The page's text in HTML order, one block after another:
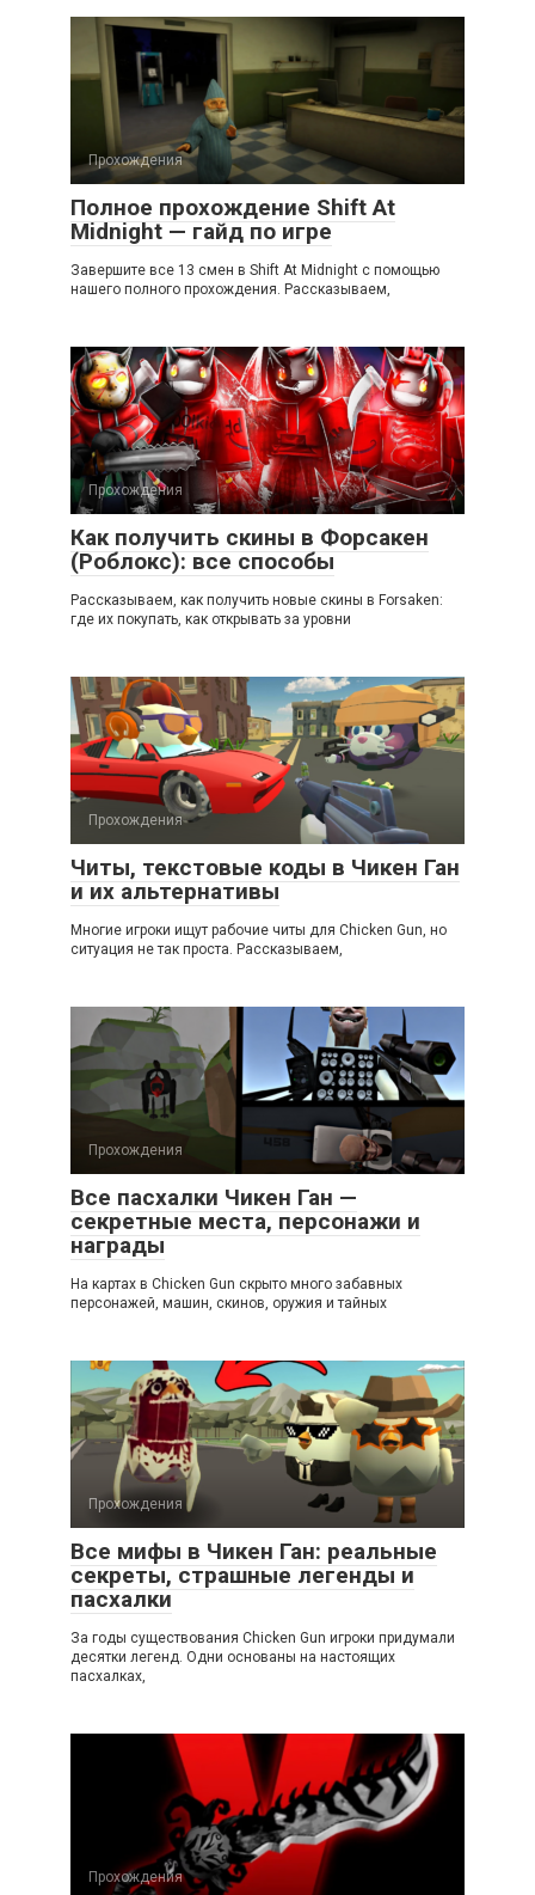
Прохождения
Полное прохождение Shift At
Midnight — гайд по игре
Завершите все 13 смен в Shift At Midnight с помощью
нашего полного прохождения. Рассказываем,
Прохождения
Как получить скины в Форсакен
(Роблокс): все способы
Рассказываем, как получить новые скины в Forsaken:
где их покупать, как открывать за уровни
Прохождения
Читы, текстовые коды в Чикен Ган
и их альтернативы
Многие игроки ищут рабочие читы для Chicken Gun, но
ситуация не так проста. Рассказываем,
Прохождения
Все пасхалки Чикен Ган —
секретные места, персонажи и
награды
На картах в Chicken Gun скрыто много забавных
персонажей, машин, скинов, оружия и тайных
Прохождения
Все мифы в Чикен Ган: реальные
секреты, страшные легенды и
пасхалки
За годы существования Chicken Gun игроки придумали
десятки легенд. Одни основаны на настоящих
пасхалках,
Прохождения